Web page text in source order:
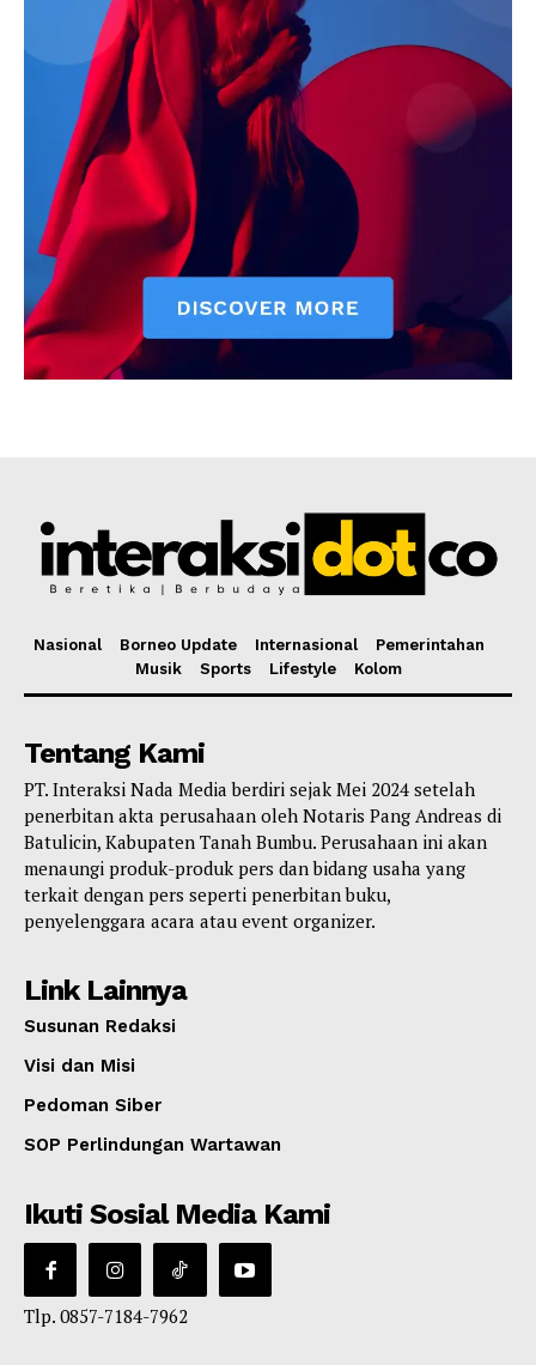
Nasional Borneo Update Internasional
Pemerintahan
Musik
Sports Lifestyle Kolom
Tentang Kami
PT. Interaksi Nada Media berdiri sejak Mei 2024 setelah
penerbitan akta perusahaan oleh Notaris Pang Andreas di
Batulicin, Kabupaten Tanah Bumbu. Perusahaan ini akan
menaungi produk-produk pers dan bidang usaha yang
terkait dengan pers seperti penerbitan buku,
penyelenggara acara atau event organizer.
Link Lainnya
Susunan Redaksi
Visi dan Misi
Pedoman Siber
SOP Perlindungan Wartawan
Ikuti Sosial Media Kami
Tlp. 0857-7184-7962